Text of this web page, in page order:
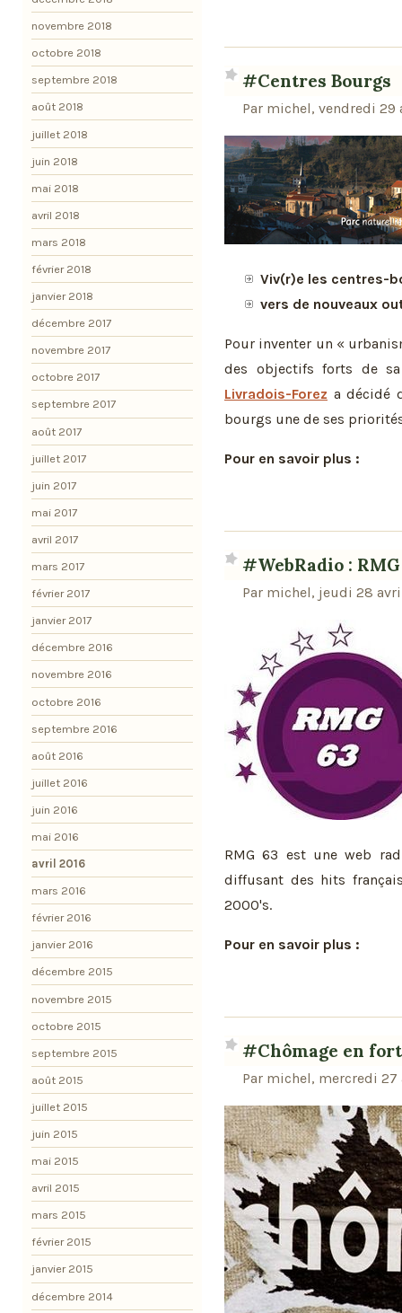
#Centres Bourgs
Par michel, vendredi
Viv(r)e les centres-
vers de nouveaux
Pour inventer un «
des objectifs forts de
Livradois-Forez a décidé
bourgs une de ses
Pour en savoir plus :
#WebRadio :
Par michel, jeudi 28
RMG 63 est une web
diffusant des hits
2000's.
Pour en savoir plus :
#Chômage en
Par michel, mercredi 27
novembre 2018
octobre 2018
septembre 2018
août 2018
juillet 2018
juin 2018
mai 2018
avril 2018
mars 2018
février 2018
janvier 2018
décembre 2017
novembre 2017
octobre 2017
septembre 2017
août 2017
juillet 2017
juin 2017
mai 2017
avril 2017
mars 2017
février 2017
janvier 2017
décembre 2016
novembre 2016
octobre 2016
septembre 2016
août 2016
juillet 2016
juin 2016
mai 2016
avril 2016
mars 2016
février 2016
janvier 2016
décembre 2015
novembre 2015
octobre 2015
septembre 2015
août 2015
juillet 2015
juin 2015
mai 2015
avril 2015
mars 2015
février 2015
janvier 2015
décembre 2014